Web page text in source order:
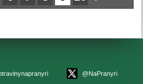
@NaPranyri